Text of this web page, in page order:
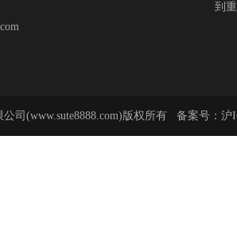
到
司(www.sute8888.com)版权所有 备案号： 沪